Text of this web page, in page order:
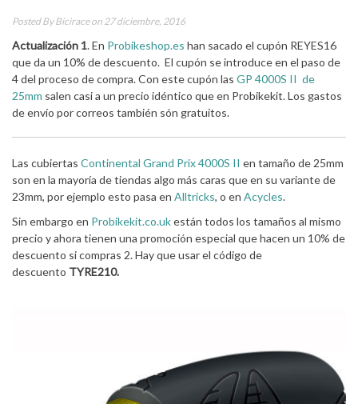
Posted ByBiciraceon 27 diciembre, 2016
Actualización 1. En Probikeshop.es han sacado el cupón REYES16
que da un 10% de descuento. El cupón se introduce en el paso de
4 del proceso de compra. Con este cupón las GP 4000S II de
25mm salen casi a un precio idéntico que en Probikekit. Los gastos
de envío por correos también són gratuitos.
Las cubiertas Continental Grand Prix 4000S II en tamaño de 25mm
son en la mayoría de tiendas algo más caras que en su variante de
23mm, por ejemplo esto pasa en Alltricks, o en Acycles.
Sin embargo en Probikekit.co.ukestán todos los tamaños al mismo
precio y ahora tienen una promoción especial que hacen un 10% de
descuento si compras 2. Hay que usar el código de
descuento TYRE210.